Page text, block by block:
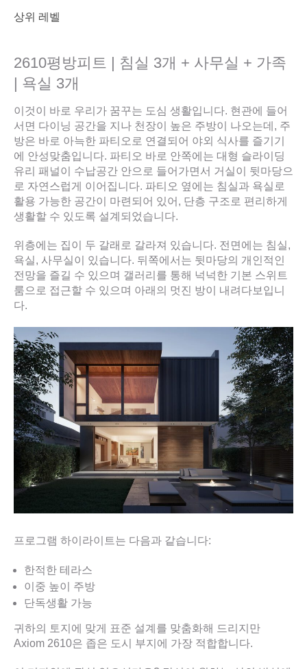
상위 레벨
2610평방피트 | 침실 3개 + 사무실 + 가족
| 욕실 3개
이것이 바로 우리가 꿈꾸는 도심 생활입니다. 현관에 들어
서면 다이닝 공간을 지나 천장이 높은 주방이 나오는데, 주
방은 바로 아늑한 파티오로 연결되어 야외 식사를 즐기기
에 안성맞춤입니다. 파티오 바로 안쪽에는 대형 슬라이딩
유리 패널이 수납공간 안으로 들어가면서 거실이 뒷마당으
로 자연스럽게 이어집니다. 파티오 옆에는 침실과 욕실로
활용 가능한 공간이 마련되어 있어, 단층 구조로 편리하게
생활할 수 있도록 설계되었습니다.
위층에는 집이 두 갈래로 갈라져 있습니다. 전면에는 침실,
욕실, 사무실이 있습니다. 뒤쪽에서는 뒷마당의 개인적인
전망을 즐길 수 있으며 갤러리를 통해 넉넉한 기본 스위트
룸으로 접근할 수 있으며 아래의 멋진 방이 내려다보입니
다.
프로그램 하이라이트는 다음과 같습니다:
한적한 테라스
이중 높이 주방
단독생활 가능
귀하의 토지에 맞게 표준 설계를 맞춤화해 드리지만
Axiom 2610은 좁은 도시 부지에 가장 적합합니다.